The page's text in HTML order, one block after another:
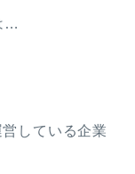
…
している企業